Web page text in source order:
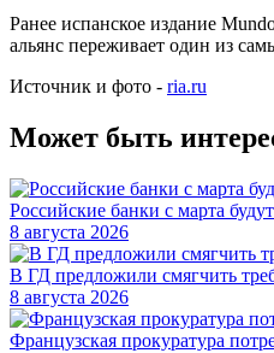
Ранее испанское издание
альянс переживает один из
Источник и фото - ria.ru
Может быть
Российские банки с марта
8 августа 2026
В ГД предложили смягчить
8 августа 2026
Французская прокуратура